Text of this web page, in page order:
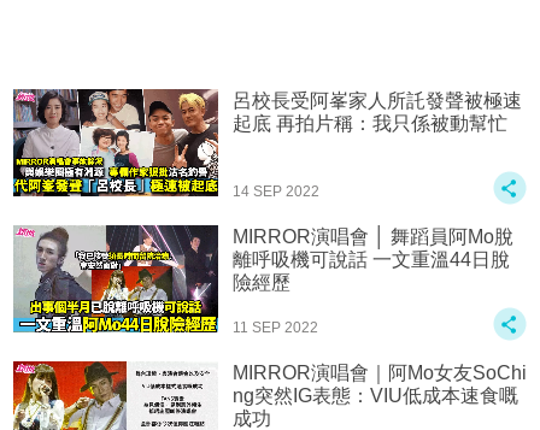
呂校長受阿峯家人所託發聲被極速
起底 再拍片稱：我只係被動幫忙
14 SEP 2022
MIRROR演唱會 │ 舞蹈員阿Mo脫
離呼吸機可說話 一文重溫44日脫
險經歷
11 SEP 2022
MIRROR演唱會｜阿Mo女友SoChi
ng突然IG表態：VIU低成本速食嘅
成功